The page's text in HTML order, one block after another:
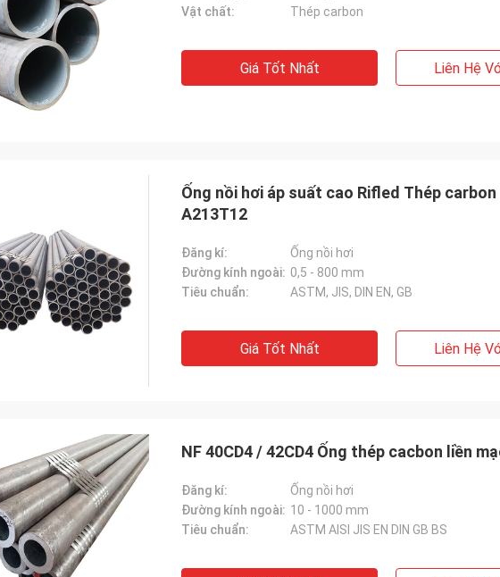
Vật chất:
Thép carbon
Giá Tốt Nhất Liên Hệ
Ống nồi hơi áp suất cao Rifled Thép
A213T12
Đăng kí:
Ống nồi hơi
Đường kính ngoài: 0,5 - 800 mm
Tiêu chuẩn:
ASTM, JIS, DIN EN, GB
Giá Tốt Nhất Liên Hệ
NF 40CD4 / 42CD4 Ống thép cacbon liền
Đăng kí:
Ống nồi hơi
Đường kính ngoài: 10 - 1000 mm
Tiêu chuẩn:
ASTM AISI JIS EN DIN GB BS